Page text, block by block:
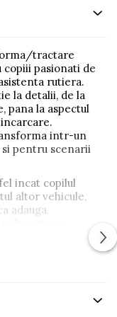
tractare
copiii pasionati de
rutiera.
la detalii, de la
pana la aspectul
intr-un
pentru scenarii
incat copilul
altor vehicule,
adauga
si fac
cu baterii
dupa desfacerea